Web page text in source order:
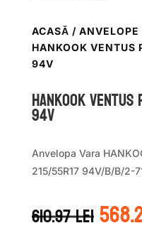
ACASĂ / ANVELOPE
HANKOOK VENTUS
94V
Hankook VENTUS
94V
Anvelopa Vara
215/55R17 94V/B/B/2-
610.97lei